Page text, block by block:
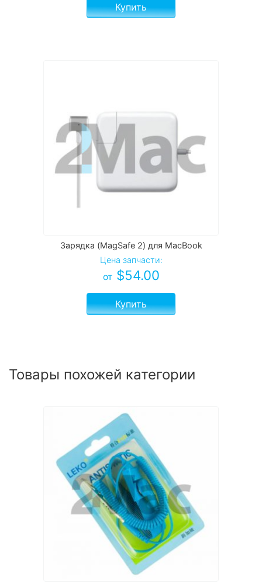
Купить
Зарядка (MagSafe 2) для MacBook
Цена запчасти:
от $54.00
Купить
Товары похожей категории